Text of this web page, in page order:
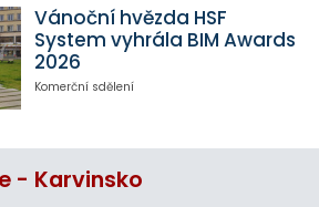
Vánoční hvězda HSF
System vyhrála BIM Awards
2026
Komerční sdělení
- Karvinsko